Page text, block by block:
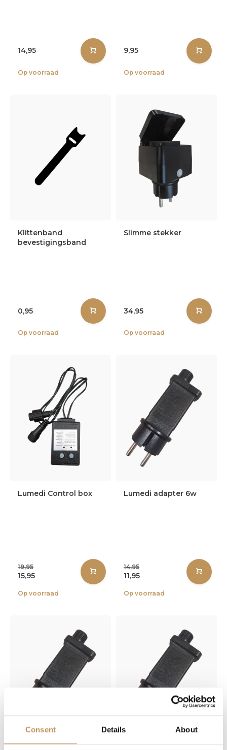
Consent Details About
14,95
Op voorraad
9,95
Op voorraad
Klittenband
bevestigingsband
0,95
Op voorraad
Slimme stekker
34,95
Op voorraad
Lumedi Control box
19,95
15,95
Op voorraad
Lumedi adapter 6w
14,95
11,95
Op voorraad